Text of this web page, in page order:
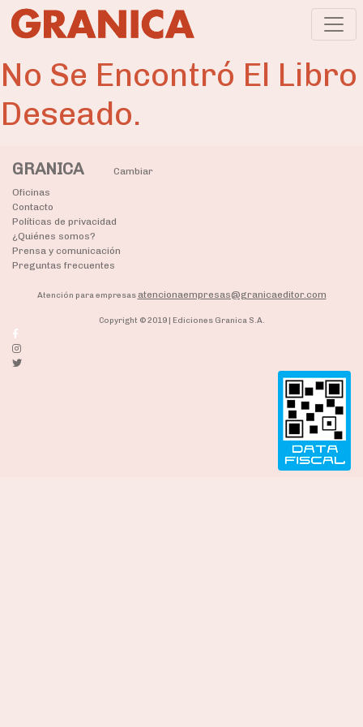
No Se Encontró El Libro
Deseado.
GRANICA
Cambiar
Oficinas
Contacto
Políticas de privacidad
¿Quiénes somos?
Prensa y comunicación
Preguntas frecuentes
Atención para empresasatencionaempresas@granicaeditor.com
Copyright © 2019 | Ediciones Granica S.A.